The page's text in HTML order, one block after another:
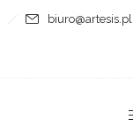
biuro@artesis.pl